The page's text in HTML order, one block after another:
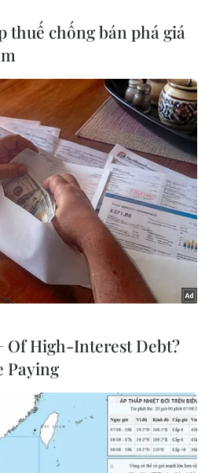
trị là lợi thế thu
Nam
thuế chống bán phá giá
Of High-Interest Debt?
Paying